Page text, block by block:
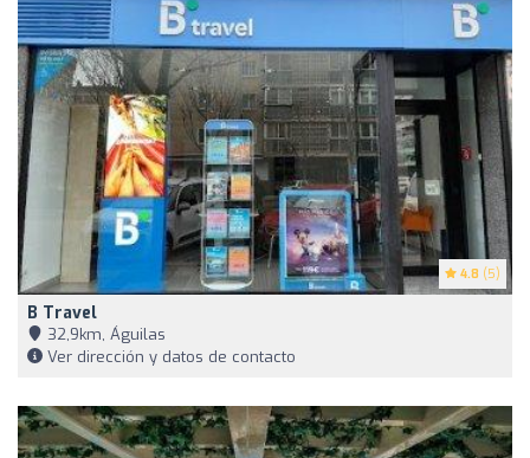
4.8 (5)
B Travel
32,9km, Águilas
Ver dirección y datos de contacto